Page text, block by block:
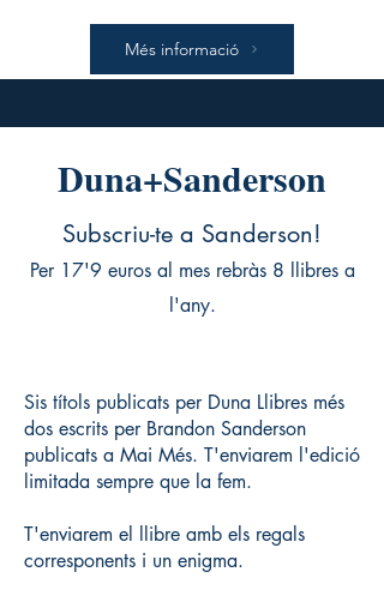
Més informació
Duna+Sanderson
Subscriu-te a Sanderson!
Per 17'9 euros al mes rebràs 8 llibres a
l'any.
Sis títols publicats per Duna Llibres més
dos escrits per Brandon Sanderson
publicats a Mai Més. T'enviarem l'edició
limitada sempre que la fem.
T'enviarem el llibre amb els regals
corresponents i un enigma.